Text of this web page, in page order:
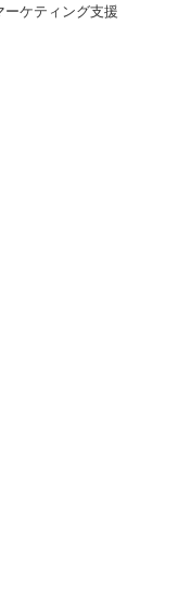
ケティング支援